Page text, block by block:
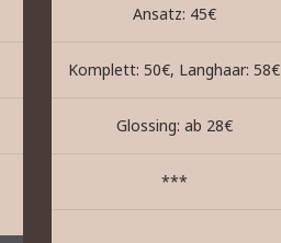
Ansatz: 45€
Komplett: 50€, Langhaar: 58€
Glossing: ab 28€
***